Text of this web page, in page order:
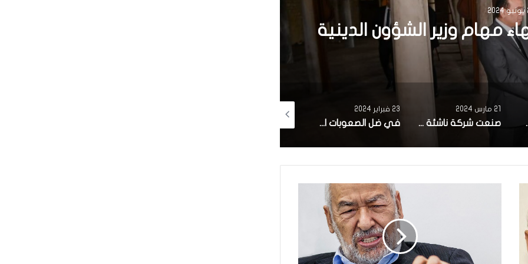
الاهلية: قريبا الترفيع
إلى مليون دينار
23 فبراير 2024
في ضل الصعوبات الاقتصادية : تاخر كبير في الاعلان عن تركيبة الهيئة الوطنية للصلح الجزائي وانطلاق اشغالها
7 فبراير 2024
وضع محمد فريخة الصحي صعب ونقله الي المستشفى